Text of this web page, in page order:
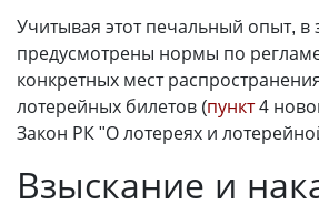
Учитывая этот печальный опыт, в
предусмотрены нормы по
конкретных мест
лотерейных билетов (пункт4
Закон РК "О лотереях и
Взыскание и